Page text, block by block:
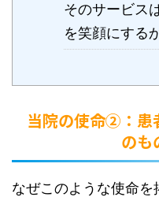
そのサービス
を笑顔にする
当院の使命②：患
のも
なぜこのような使命を